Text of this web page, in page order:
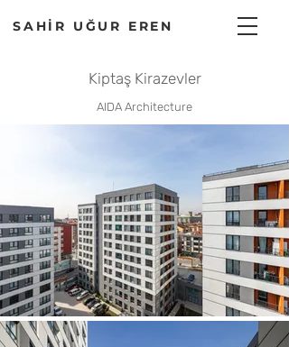
SAHİR UĞUR EREN
Kiptaş Kirazevler
AIDA Architecture